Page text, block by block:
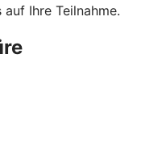
Ihre Teilnahme.